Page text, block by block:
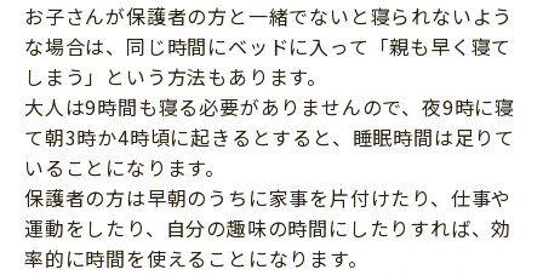
お子さんが保護者の方と一緒でないと寝られないよう
な場合は、同じ時間にベッドに入って「親も早く寝て
しまう」という方法もあります。
大人は9時間も寝る必要がありませんので、夜9時に寝
て朝3時か4時頃に起きるとすると、睡眠時間は足りて
いることになります。
保護者の方は早朝のうちに家事を片付けたり、仕事や
運動をしたり、自分の趣味の時間にしたりすれば、効
率的に時間を使えることになります。